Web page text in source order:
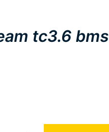
tc3.6 bms